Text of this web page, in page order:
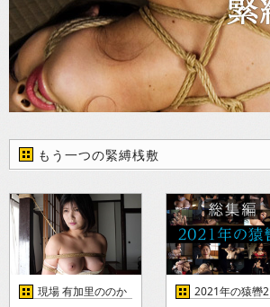
もう一つの緊縛桟敷
現場 有加里ののか
2021年の猿轡2